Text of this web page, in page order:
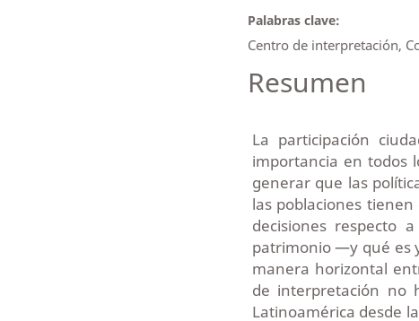
Palabras clave:
Centro de interpretación,
Resumen
La participación
importancia en todos
generar que las
las poblaciones
decisiones respecto
patrimonio —y qué es
manera horizontal
de interpretación no
Latinoamérica desde